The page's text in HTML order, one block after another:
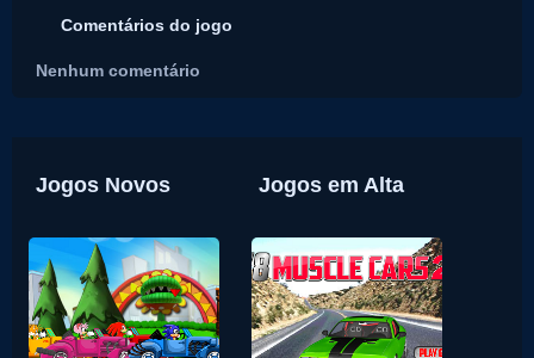
Comentários do jogo
Nenhum comentário
Jogos Novos Jogos em Alta